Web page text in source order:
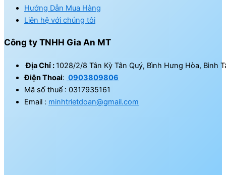
Hướng Dẫn Mua Hàng
Liên hệ với chúng tôi
Công ty TNHH Gia An MT
Địa Chỉ :1028/2/8 Tân Kỳ Tân Quý, Bình Hưng Hòa, Bình
Điện Thoai: 0903809806
Mã số thuế : 0317935161
Email : minhtrietdoan@gmail.com